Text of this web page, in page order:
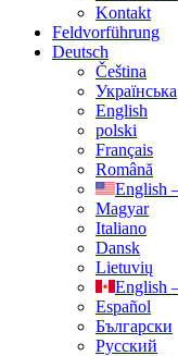
Kontakt
Feldvorführung
Deutsch
Čeština
Українська
English
polski
Français
Română
English
Magyar
Italiano
Dansk
Lietuvių
English
Español
Български
Русский